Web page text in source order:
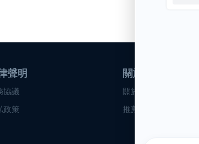
聲明
協議
政策
關於我們
關於我們
推薦計畫